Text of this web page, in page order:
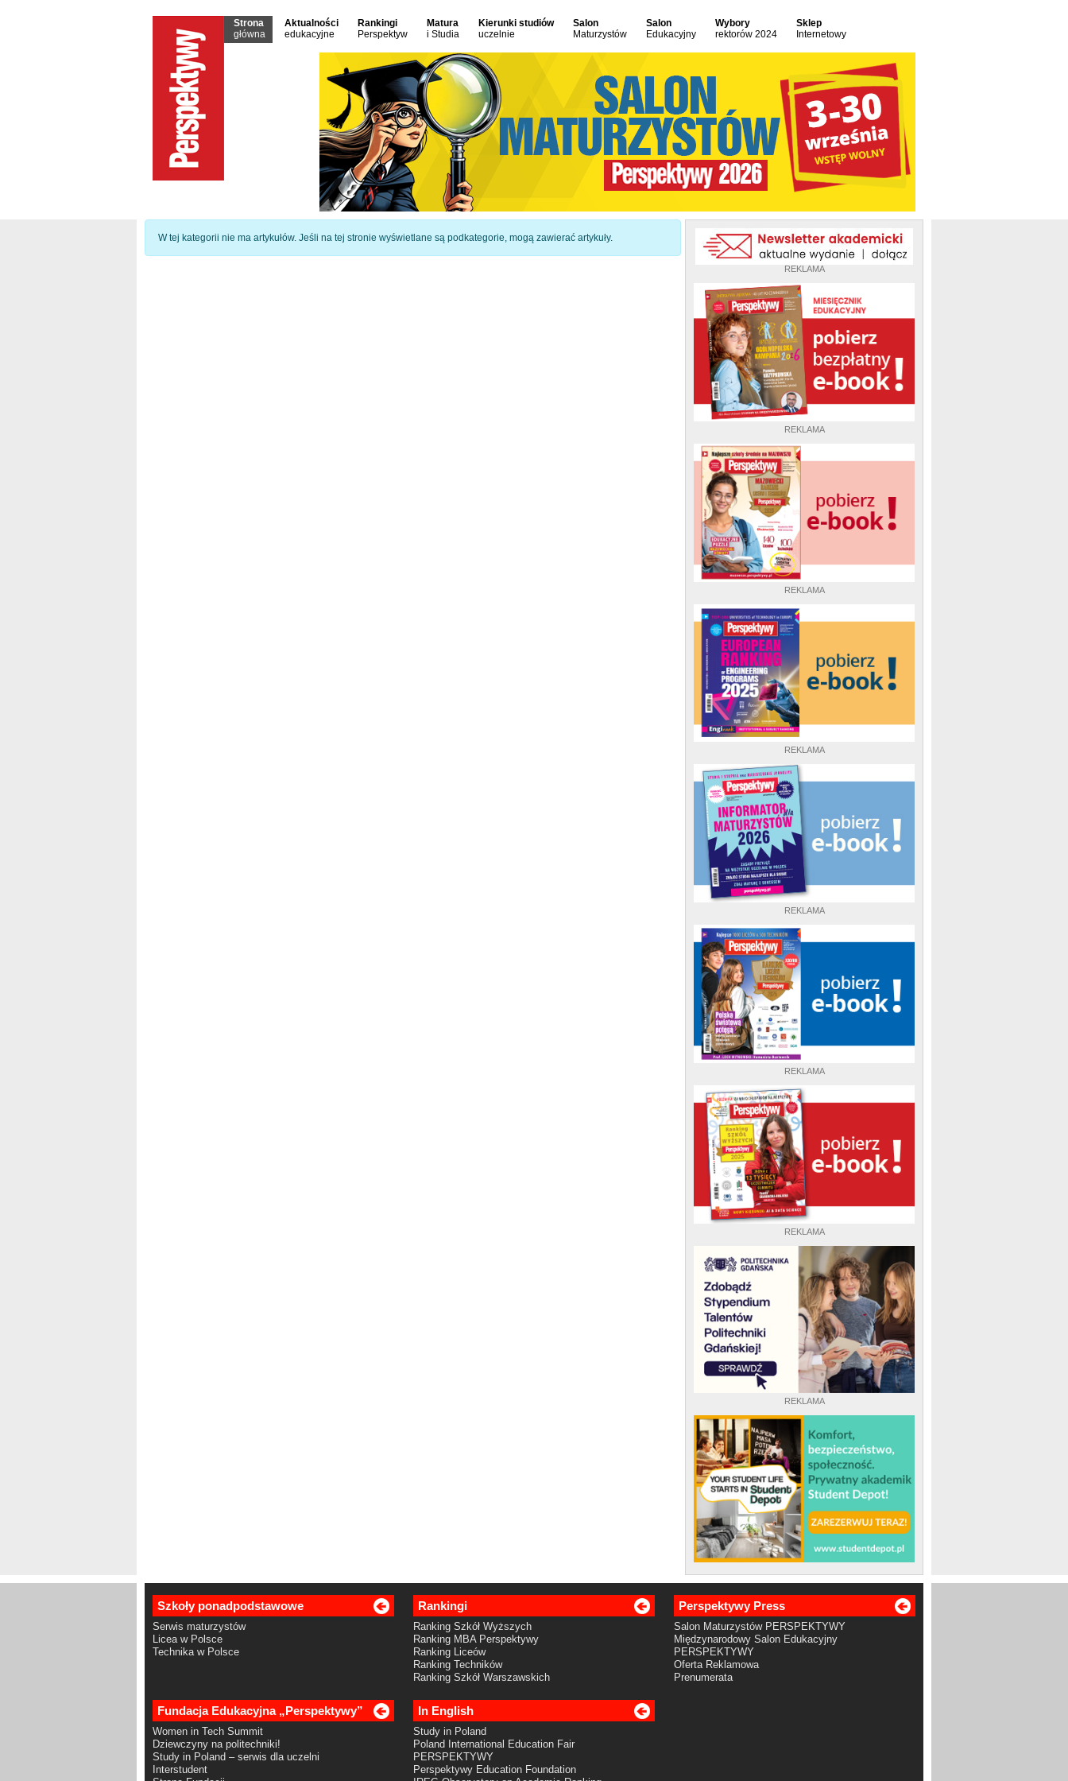
Strona
główna
Aktualności
edukacyjne
Rankingi
Perspektyw
Matura
i Studia
Kierunki studiów
uczelnie
Salon
Maturzystów
Salon
Edukacyjny
Wybory
rektorów 2024
Sklep
Internetowy
REKLAMA
REKLAMA
REKLAMA
REKLAMA
REKLAMA
REKLAMA
REKLAMA
REKLAMA
Informacja
W tej kategorii nie ma artykułów. Jeśli na tej stronie wyświetlane są podkategorie, mogą zawierać artykuły.
Szkoły ponadpodstawowe
Serwis maturzystów
Licea w Polsce
Technika w Polsce
Rankingi
Ranking Szkół Wyższych
Ranking MBA Perspektywy
Ranking Liceów
Ranking Techników
Ranking Szkół Warszawskich
Perspektywy Press
Salon Maturzystów PERSPEKTYWY
Międzynarodowy Salon Edukacyjny
PERSPEKTYWY
Oferta Reklamowa
Prenumerata
Fundacja Edukacyjna „Perspektywy”
Women in Tech Summit
Dziewczyny na politechniki!
Study in Poland – serwis dla uczelni
Interstudent
In English
Study in Poland
Poland International Education Fair
PERSPEKTYWY
Perspektywy Education Foundation